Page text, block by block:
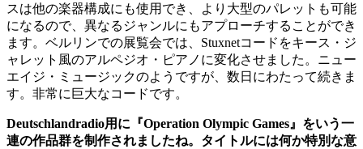
スは他の楽器構成にも使用でき、より大型のパレットも可能
になるので、異なるジャンルにもアプローチすることができ
ます。ベルリンでの展覧会では、Stuxnetコードをキース・ジ
ャレット風のアルペジオ・ピアノに変化させました。ニュー
エイジ・ミュージックのようですが、数日にわたって続きま
す。非常に巨大なコードです。
Deutschlandradio用に『Operation Olympic Games』をいう一
連の作品群を制作されましたね。タイトルには何か特別な意